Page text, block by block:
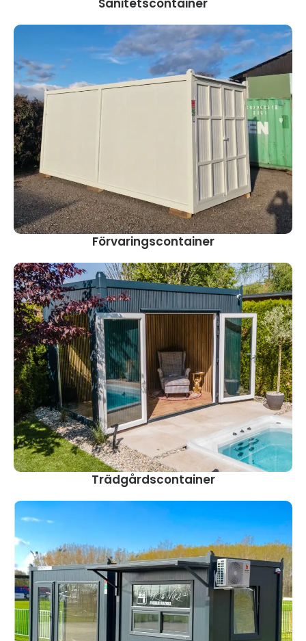
Förvaringscontainer
Trädgårdscontainer